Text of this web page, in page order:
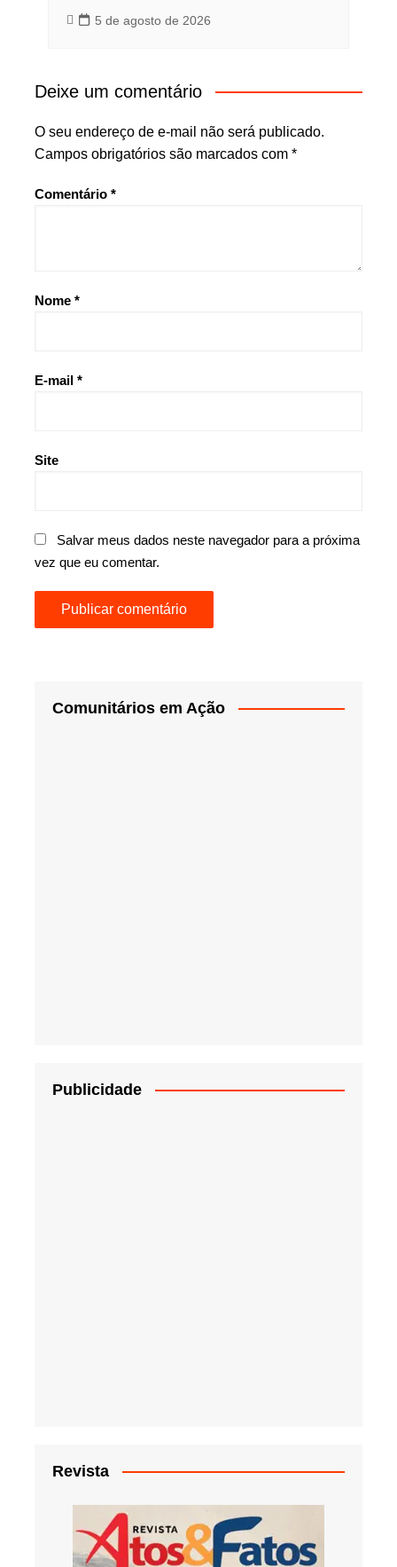
5 de agosto de 2026
Deixe um comentário
O seu endereço de e-mail não será publicado.
Campos obrigatórios são marcados com *
Comentário *
Nome *
E-mail *
Site
Salvar meus dados neste navegador para a próxima
vez que eu comentar.
Comunitários em Ação
Publicidade
Revista